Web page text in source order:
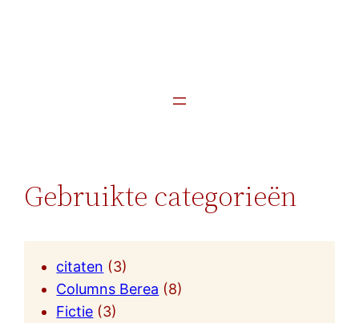
Gebruikte categorieën
citaten (3)
Columns Berea (8)
Fictie (3)